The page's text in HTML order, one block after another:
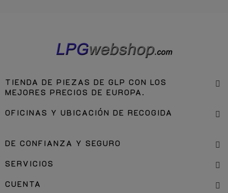
TIENDA DE PIEZAS DE GLP CON LOS
MEJORES PRECIOS DE EUROPA.
OFICINAS Y UBICACIÓN DE RECOGIDA
DE CONFIANZA Y SEGURO
SERVICIOS
CUENTA